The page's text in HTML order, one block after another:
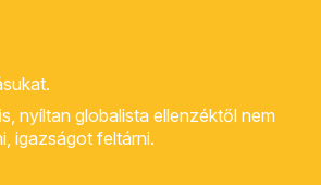
nyíltan globalista ellenzéktől nem
igazságot feltárni.